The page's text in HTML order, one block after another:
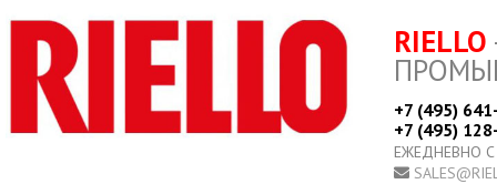
RIELLO
+7 (495)
+7 (495)
ЕЖЕДНЕВНО